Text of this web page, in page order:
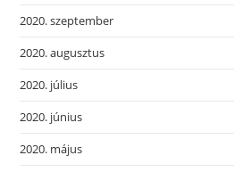
2020. szeptember
2020. augusztus
2020. július
2020. június
2020. május